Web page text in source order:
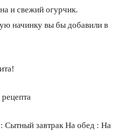
и свежий огурчик.
начинку вы бы добавили в
: Сытный завтрак На обед : На